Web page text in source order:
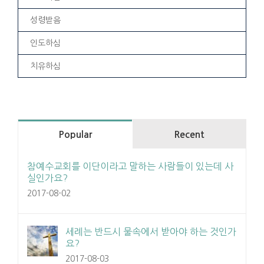
성령받음
인도하심
치유하심
Popular Recent
참예수교회를 이단이라고 말하는 사람들이 있는데 사
실인가요?
2017-08-02
세례는 반드시 물속에서 받아야 하는 것인가
요?
2017-08-03